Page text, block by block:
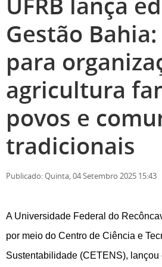
Gestão
para
agricultura
povos e
tradicionais
Publicado: Quinta, 04 Setembro 2025 15:43
A Universidade Federal do
por meio do Centro de Ciência e
Sustentabilidade (CETENS),